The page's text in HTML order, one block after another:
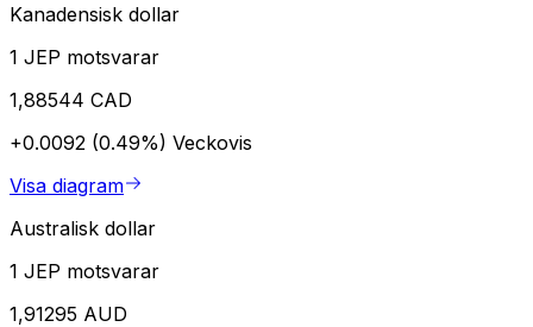
Kanadensisk dollar
1 JEP motsvarar
1,88544 CAD
+0.0092 (0.49%) Veckovis
Visa diagram
Australisk dollar
1 JEP motsvarar
1,91295 AUD